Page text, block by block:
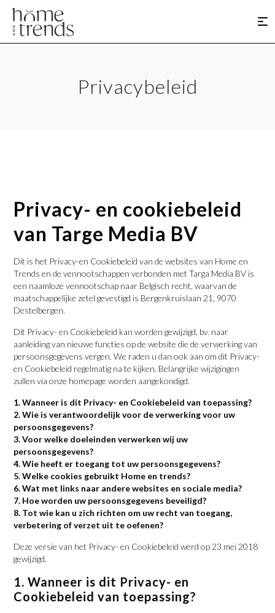
Privacybeleid
Privacy- en cookiebeleid
van Targe Media BV
Dit is het Privacy-en Cookiebeleid van de websites van Home en
Trends en de vennootschappen verbonden met Targa Media BV is
een naamloze vennootschap naar Belgisch recht, waarvan de
maatschappelijke zetel gevestigd is Bergenkruislaan 21, 9070
Destelbergen.
Dit Privacy- en Cookiebeleid kan worden gewijzigd, bv. naar
aanleiding van nieuwe functies op de website die de verwerking van
persoonsgegevens vergen. We raden u dan ook aan om dit Privacy-
en Cookiebeleid regelmatig na te kijken. Belangrijke wijzigingen
zullen via onze homepage worden aangekondigd.
1. Wanneer is dit Privacy- en Cookiebeleid van toepassing?
2. Wie is verantwoordelijk voor de verwerking voor uw
persoonsgegevens?
3. Voor welke doeleinden verwerken wij uw
persoonsgegevens?
4. Wie heeft er toegang tot uw persoonsgegevens?
5. Welke cookies gebruikt Home en trends?
6. Wat met links naar andere websites en sociale media?
7. Hoe worden uw persoonsgegevens beveiligd?
8. Tot wie kan u zich richten om uw recht van toegang,
verbetering of verzet uit te oefenen?
Deze versie van het Privacy- en Cookiebeleid werd op 23 mei 2018
gewijzigd.
1. Wanneer is dit Privacy- en
Cookiebeleid van toepassing?